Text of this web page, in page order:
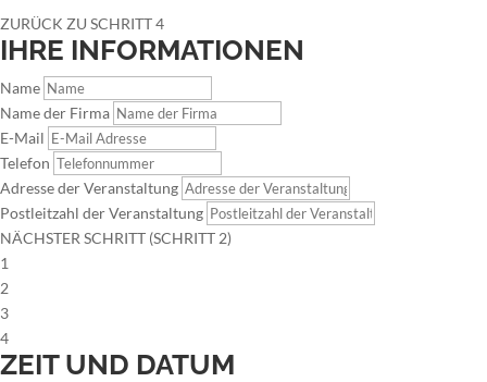
ZURÜCK ZU SCHRITT 4
IHRE INFORMATIONEN
Name
Name der Firma
E-Mail
Telefon
Adresse der Veranstaltung
Postleitzahl der Veranstaltung
NÄCHSTER SCHRITT (SCHRITT 2)
1
2
3
4
ZEIT UND DATUM